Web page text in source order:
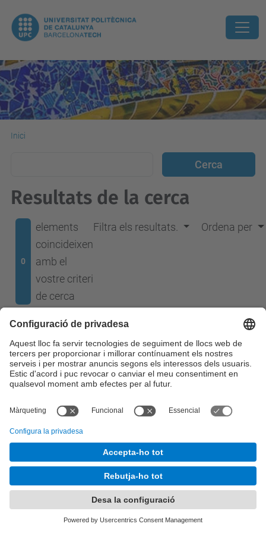
Inici
Resultats de la cerca
0
elements
coincideixen
amb el
vostre criteri
de cerca
Filtra els resultats. Ordena per
© UPC
Desenvolupat amb
Mapa del lloc
Accessibilitat
Configuració de privadesa